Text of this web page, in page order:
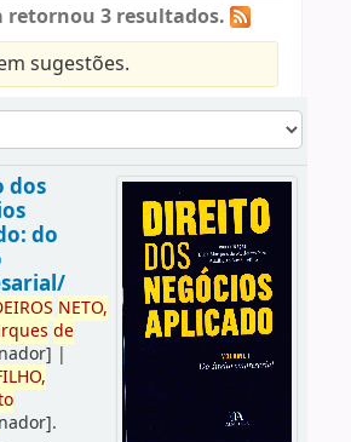
retornou 3 resultados.
sugestões.
dos
do
IROS NETO,
de
|
.